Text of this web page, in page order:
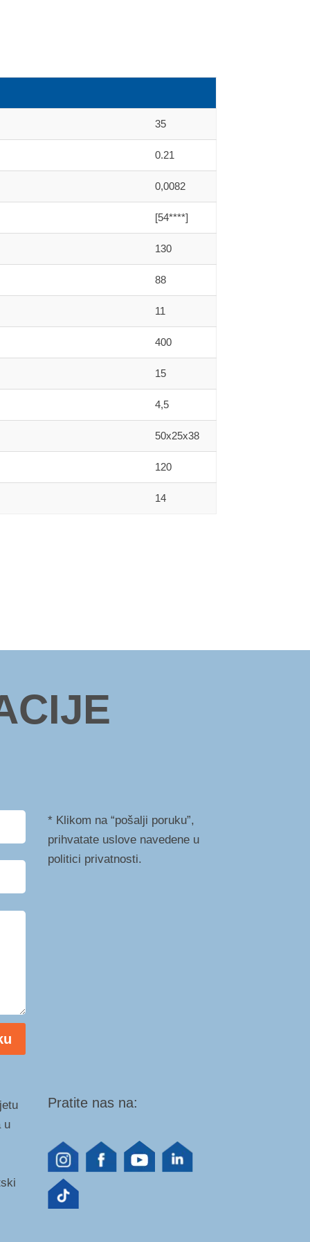
35
0.21
0,0082
[54****]
130
88
11
400
15
4,5
50x25x38
120
14
* Klikom na “pošalji poruku”,
prihvatate uslove navedene u
politici privatnosti.
u
Pratite nas na: